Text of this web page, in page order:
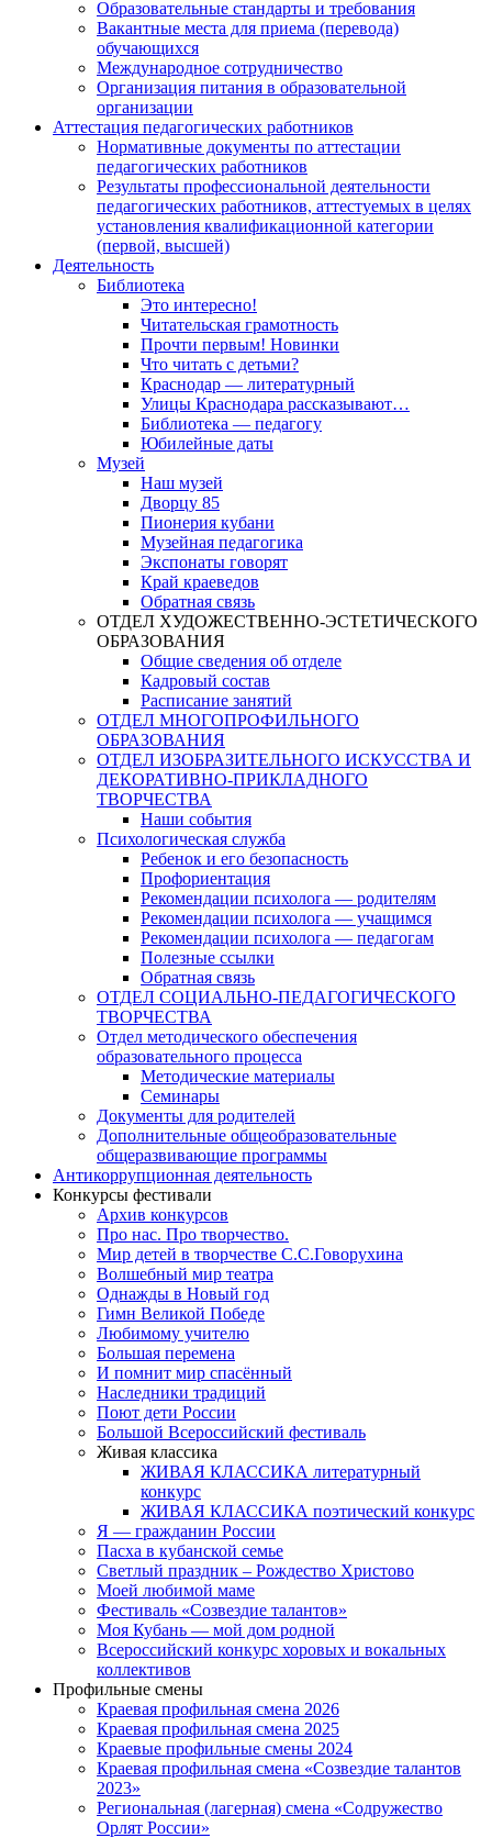
Образовательные стандарты и требования
Вакантные места для приема (перевода)
обучающихся
Международное сотрудничество
Организация питания в образовательной
организации
Аттестация педагогических работников
Нормативные документы по аттестации
педагогических работников
Результаты профессиональной деятельности
педагогических работников, аттестуемых в целях
установления квалификационной категории
(первой, высшей)
Деятельность
Библиотека
Это интересно!
Читательская грамотность
Прочти первым! Новинки
Что читать с детьми?
Краснодар — литературный
Улицы Краснодара рассказывают…
Библиотека — педагогу
Юбилейные даты
Музей
Наш музей
Дворцу 85
Пионерия кубани
Музейная педагогика
Экспонаты говорят
Край краеведов
Обратная связь
ОТДЕЛ ХУДОЖЕСТВЕННО-ЭСТЕТИЧЕСКОГО
ОБРАЗОВАНИЯ
Общие сведения об отделе
Кадровый состав
Расписание занятий
ОТДЕЛ МНОГОПРОФИЛЬНОГО
ОБРАЗОВАНИЯ
ОТДЕЛ ИЗОБРАЗИТЕЛЬНОГО ИСКУССТВА И
ДЕКОРАТИВНО-ПРИКЛАДНОГО
ТВОРЧЕСТВА
Наши события
Психологическая служба
Ребенок и его безопасность
Профориентация
Рекомендации психолога — родителям
Рекомендации психолога — учащимся
Рекомендации психолога — педагогам
Полезные ссылки
Обратная связь
ОТДЕЛ СОЦИАЛЬНО-ПЕДАГОГИЧЕСКОГО
ТВОРЧЕСТВА
Отдел методического обеспечения
образовательного процесса
Методические материалы
Семинары
Документы для родителей
Дополнительные общеобразовательные
общеразвивающие программы
Антикоррупционная деятельность
Конкурсы фестивали
Архив конкурсов
Про нас. Про творчество.
Мир детей в творчестве С.С.Говорухина
Волшебный мир театра
Однажды в Новый год
Гимн Великой Победе
Любимому учителю
Большая перемена
И помнит мир спасённый
Наследники традиций
Поют дети России
Большой Всероссийский фестиваль
Живая классика
ЖИВАЯ КЛАССИКА литературный
конкурс
ЖИВАЯ КЛАССИКА поэтический конкурс
Я — гражданин России
Пасха в кубанской семье
Светлый праздник – Рождество Христово
Моей любимой маме
Фестиваль «Созвездие талантов»
Моя Кубань — мой дом родной
Всероссийский конкурс хоровых и вокальных
коллективов
Профильные смены
Краевая профильная смена 2026
Краевая профильная смена 2025
Краевые профильные смены 2024
Краевая профильная смена «Созвездие талантов
2023»
Региональная (лагерная) смена «Содружество
Орлят России»